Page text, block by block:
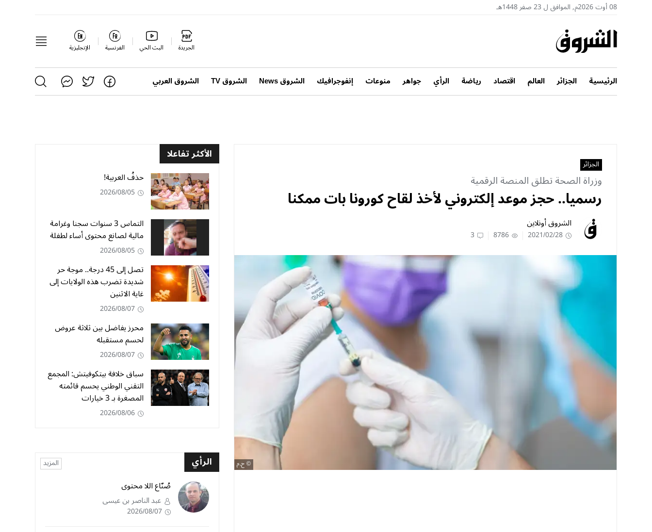
08 أوت 2026م, الموافق ل 23 صفر 1448هـ
الجريدة البث الحي الفرنسية الإنجليزية
الرئيسية الجزائر العالم اقتصاد رياضة الرأي جواهر منوعات إنفوجرافيك الشروق News الشروق TV الشروق العربي
الجزائر
وزراة الصحة تطلق المنصة الرقمية
رسميا.. حجز موعد إلكتروني لأخذ لقاح كورونا بات ممكنا
الشروق أونلاين
2021/02/28
8786
3
ح.م
الأكثر تفاعلا
حذفُ العربية!
2026/08/05
التماس 3 سنوات سجنا وغرامة
مالية لصانع محتوى أساء لطفلة
2026/08/05
تصل إلى 45 درجة.. موجة حر
شديدة تضرب هذه الولايات إلى
غاية الاثنين
2026/08/07
محرز يفاضل بين ثلاثة عروض
لحسم مستقبله
2026/08/07
سباق خلافة بيتكوفيتش: المجمع
التقني الوطني يحسم قائمته
المصغرة بـ 3 خيارات
2026/08/06
الرأي المزيد
صُنّاع اللا محتوى
عبد الناصر بن عيسى
2026/08/07